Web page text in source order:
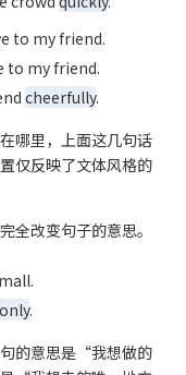
to my friend.
to my friend.
cheerfully.
里，上面这几句话
仅反映了文体风格的
全改变句子的意思。
only.
的意思是“我想做的